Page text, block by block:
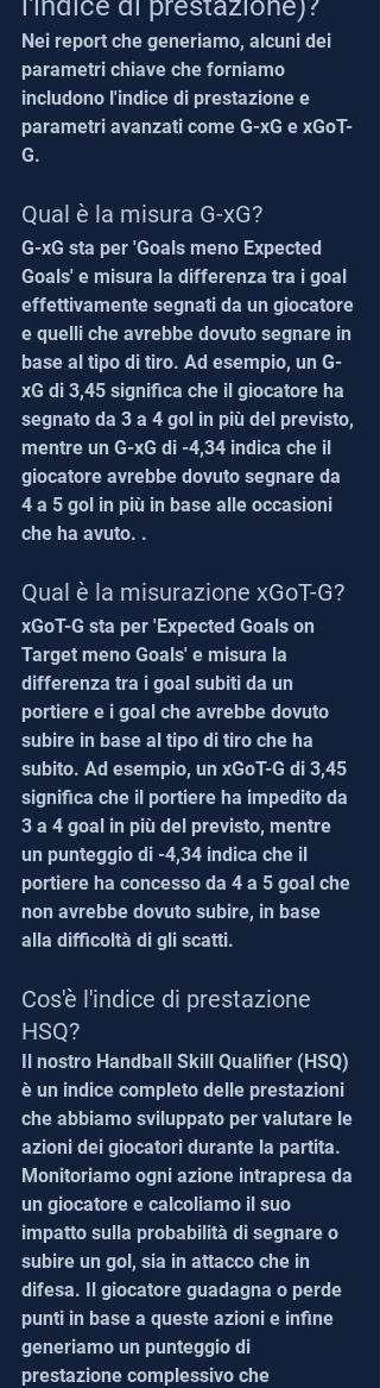
Nei report che generiamo, alcuni dei
parametri chiave che forniamo
includono l'indice di prestazione e
parametri avanzati come G-xG e xGoT-
G.
Qual è la misura G-xG?
G-xG sta per 'Goals meno Expected
Goals' e misura la differenza tra i goal
effettivamente segnati da un giocatore
e quelli che avrebbe dovuto segnare in
base al tipo di tiro. Ad esempio, un G-
xG di 3,45 significa che il giocatore ha
segnato da 3 a 4 gol in più del previsto,
mentre un G-xG di -4,34 indica che il
giocatore avrebbe dovuto segnare da
4 a 5 gol in più in base alle occasioni
che ha avuto. .
Qual è la misurazione xGoT-G?
xGoT-G sta per 'Expected Goals on
Target meno Goals' e misura la
differenza tra i goal subiti da un
portiere e i goal che avrebbe dovuto
subire in base al tipo di tiro che ha
subito. Ad esempio, un xGoT-G di 3,45
significa che il portiere ha impedito da
3 a 4 goal in più del previsto, mentre
un punteggio di -4,34 indica che il
portiere ha concesso da 4 a 5 goal che
non avrebbe dovuto subire, in base
alla difficoltà di gli scatti.
Cos'è l'indice di prestazione
HSQ?
Il nostro Handball Skill Qualifier (HSQ)
è un indice completo delle prestazioni
che abbiamo sviluppato per valutare le
azioni dei giocatori durante la partita.
Monitoriamo ogni azione intrapresa da
un giocatore e calcoliamo il suo
impatto sulla probabilità di segnare o
subire un gol, sia in attacco che in
difesa. Il giocatore guadagna o perde
punti in base a queste azioni e infine
generiamo un punteggio di
prestazione complessivo che